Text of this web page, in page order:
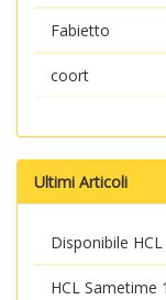
Fabietto
coort
Ultimi Articoli
Disponibile
HCL Sametime